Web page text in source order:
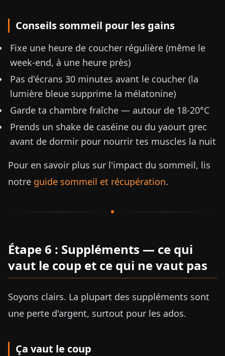
Conseils sommeil pour les gains
Fixe une heure de coucher régulière (même le
week-end, à une heure près)
Pas d'écrans 30 minutes avant le coucher (la
lumière bleue supprime la mélatonine)
Garde ta chambre fraîche — autour de 18-20°C
Prends un shake de caséine ou du yaourt grec
avant de dormir pour nourrir tes muscles la nuit
Pour en savoir plus sur l'impact du sommeil, lis
notre guide sommeil et récupération.
Étape 6 : Suppléments — ce qui
vaut le coup et ce qui ne vaut pas
Soyons clairs. La plupart des suppléments sont
une perte d'argent, surtout pour les ados.
Ça vaut le coup